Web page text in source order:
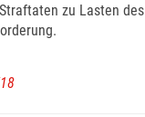
zu Lasten des